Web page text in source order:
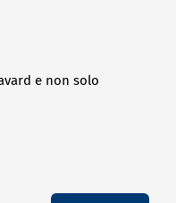
e non solo